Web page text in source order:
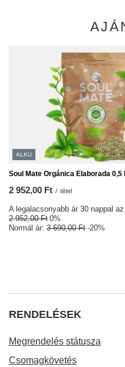
ALKU
Soul Mate Orgánica Elaborada 0,5
2 952,00 Ft / tétel
A legalacsonyabb ár 30 nappal
2 952,00 Ft 0%
Normál ár: 3 690,00 Ft -20%
RENDELÉSEK
Megrendelés státusza
Csomagkövetés